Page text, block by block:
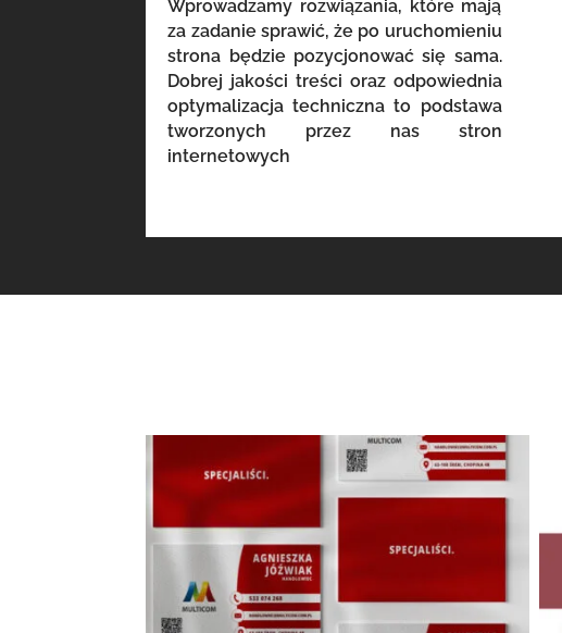
Wprowadzamy rozwiązania, które mają
za zadanie sprawić, że po uruchomieniu
strona będzie pozycjonować się sama.
Dobrej jakości treści oraz odpowiednia
optymalizacja techniczna to podstawa
tworzonych przez nas stron
internetowych